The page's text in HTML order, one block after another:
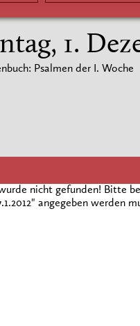
1.
Psalmen der I. Woche
nicht gefunden! Bitte
angegeben werden